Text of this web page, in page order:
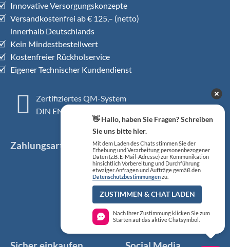
Innovative Versorgungskonzepte
Versandkostenfrei ab € 125,– (netto)
innerhalb Deutschlands
Kein Mindestbestellwert
Kostenfreier Rückholservice
Eigener Technischer Kundendienst
Zertifiziertes QM-System
DIN EN ISO 13485
Zahlungsarten
👋 Hallo, haben Sie Fragen? Schreiben
Sie uns bitte hier.
Mit dem Laden des Chats stimmen Sie der
Erhebung und Verarbeitung personenbezogener
Daten (z.B. E-Mail-Adresse) zur Kommunikation
hinsichtlich Vorbereitung und Durchführung
etwaiger Anfragen und Aufträge gemäß den
Datenschutzbestimmungenzu.
ZUSTIMMEN & CHAT LADEN
Nach Ihrer Zustimmung klicken Sie zum
Starten auf das aktive Chatsymbol.